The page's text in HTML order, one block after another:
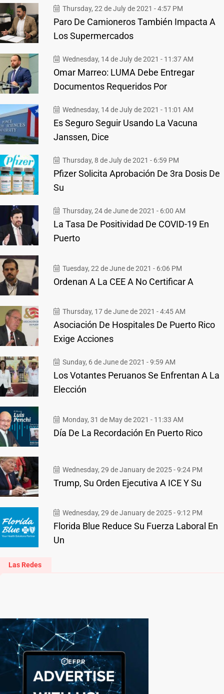
Thursday, 22 de July de 2021 - 4:57 PM
Paro De Camioneros También Impacta A
Los Supermercados
Wednesday, 14 de July de 2021 - 11:37 AM
Omar Marreo: LUMA Debe Entregar
Documentos Requeridos Por
Wednesday, 14 de July de 2021 - 11:01 AM
Es Seguro Seguir Usando La Vacuna
Janssen, Dice
Thursday, 8 de July de 2021 - 6:59 PM
Pfizer Solicita Aprobación De 3ra Dosis De
Su
Thursday, 24 de June de 2021 - 6:00 AM
La Tasa De Positividad De COVID-19 En
Puerto
Tuesday, 22 de June de 2021 - 6:06 PM
Ordenan A La CEE A No Certificar A
Thursday, 17 de June de 2021 - 4:45 AM
Asociación De Hospitales De Puerto Rico
Exige Acciones
Sunday, 6 de June de 2021 - 9:59 AM
Los Votantes Peruanos Se Enfrentan A La
Elección
Monday, 31 de May de 2021 - 11:33 AM
Día De La Recordación En Puerto Rico
Wednesday, 29 de January de 2025 - 9:24 PM
Trump, Su Orden Ejecutiva A ICE Y Su
Wednesday, 29 de January de 2025 - 9:12 PM
Florida Blue Reduce Su Fuerza Laboral En
Un
Las Redes